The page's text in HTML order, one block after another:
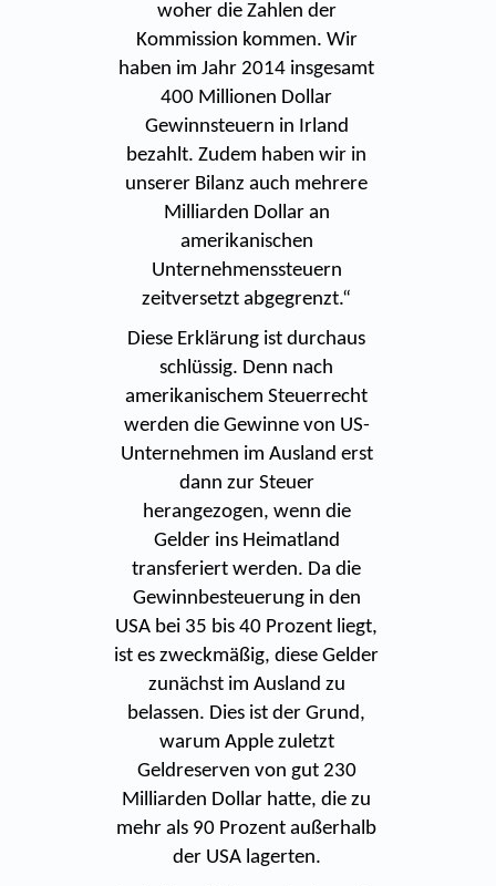
woher die Zahlen der
Kommission kommen. Wir
haben im Jahr 2014 insgesamt
400 Millionen Dollar
Gewinnsteuern in Irland
bezahlt. Zudem haben wir in
unserer Bilanz auch mehrere
Milliarden Dollar an
amerikanischen
Unternehmenssteuern
zeitversetzt abgegrenzt.“
Diese Erklärung ist durchaus
schlüssig. Denn nach
amerikanischem Steuerrecht
werden die Gewinne von US-
Unternehmen im Ausland erst
dann zur Steuer
herangezogen, wenn die
Gelder ins Heimatland
transferiert werden. Da die
Gewinnbesteuerung in den
USA bei 35 bis 40 Prozent liegt,
ist es zweckmäßig, diese Gelder
zunächst im Ausland zu
belassen. Dies ist der Grund,
warum Apple zuletzt
Geldreserven von gut 230
Milliarden Dollar hatte, die zu
mehr als 90 Prozent außerhalb
der USA lagerten.